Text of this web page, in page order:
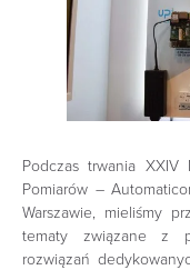
Podczas trwania XXIV
Pomiarów –
Warszawie, mieliśmy
tematy związane z
rozwiązań